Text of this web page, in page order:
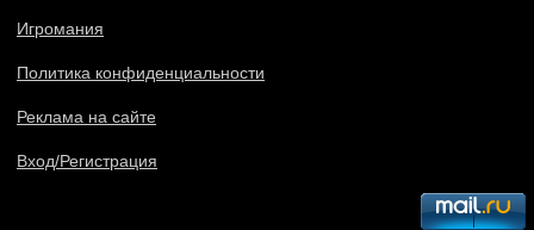
Игромания
Политика конфиденциальности
Реклама на сайте
Вход/Регистрация